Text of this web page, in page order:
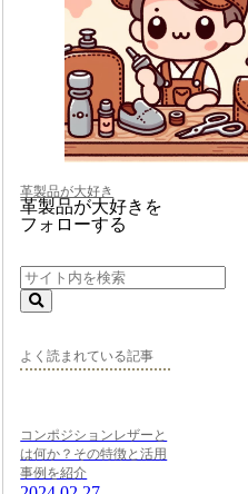
革製品が大好き
革製品が大好きを
フォローする
よく読まれている記事
コンポジションレザーと
は何か？その特徴と活用
事例を紹介